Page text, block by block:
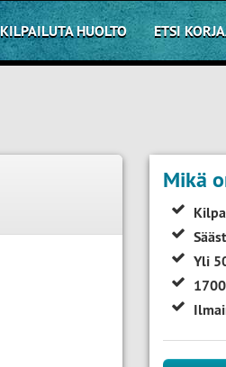
KILPAILUTA HUOLTO ETSI
Mikä
Yli
1700